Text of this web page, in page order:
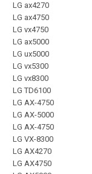
LG ax4270
LG ax4750
LG vx4750
LG ax5000
LG ux5000
LG vx5300
LG vx8300
LG TD6100
LG AX-4750
LG AX-5000
LG AX-4750
LG VX-8300
LG AX4270
LG AX4750